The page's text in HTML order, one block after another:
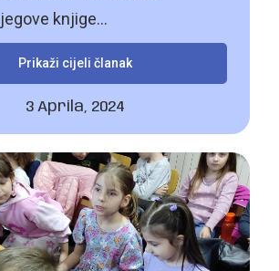
knjige...
Prikaži cijeli članak
3 Aprila, 2024